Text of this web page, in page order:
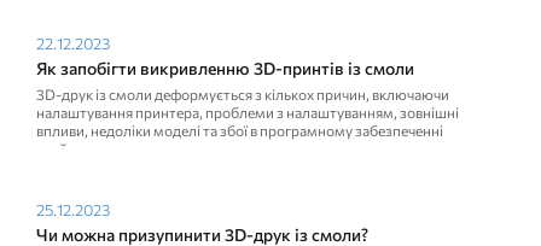
Як запобігти викривленню 3D-принтів із смоли
22.12.2023
3D-друк із смоли деформується з кількох причин, включаючи
налаштування принтера, проблеми з налаштуванням, зовнішні
впливи, недоліки моделі та збої в програмному забезпеченні
слайсера.
Чи можна призупинити 3D-друк із смоли?
25.12.2023